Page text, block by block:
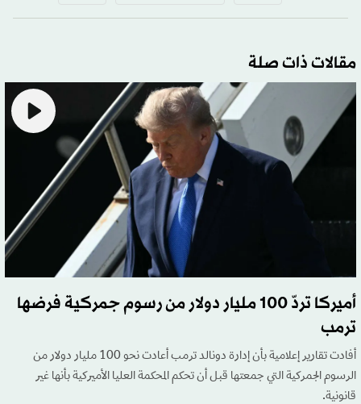
مقالات ذات صلة
أميركا تردّ 100 مليار دولار من رسوم جمركية فرضها
ترمب
أفادت تقارير إعلامية بأن إدارة دونالد ترمب أعادت نحو 100 مليار دولار من
الرسوم الجمركية التي جمعتها قبل أن تحكم المحكمة العليا الأميركية بأنها غير
قانونية.